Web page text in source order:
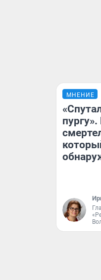
МНЕНИЕ